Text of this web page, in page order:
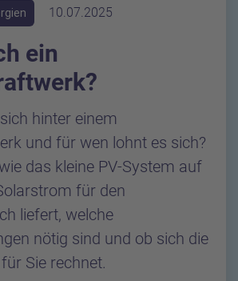
10.07.2025
ein
hinter einem
und für wen lohnt es sich?
das kleine PV-System auf
für den
liefert, welche
nötig sind und ob sich die
Sie rechnet.